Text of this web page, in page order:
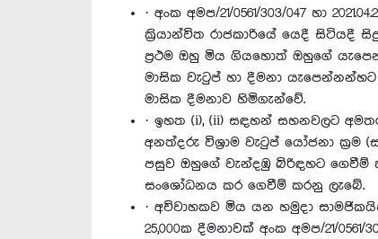
· අංක අමප/21/0561/303/047 හා
ක්‍රියාන්විත රාජකාරියේ යෙදී සිටියදී
ප්‍රථම ඔහු මිය ගියහොත් ඔහුගේ
මාසික වැටුප් හා දීමනා
මාසික දීමනාව හිමිගැන්වේ.
· ඉහත (i), (ii) සඳහන් සහනවලට
අනත්දරු විශ්‍රාම වැටුප් යෝජනා
පසුව ඔහුගේ වැන්දඹු බිරිඳහට ගෙවීම්
සංශෝධනය කර ගෙවීම් කරනු ලැබේ.
· අවිවාහකව මිය යන හමුදා
25,000ක දීමනාවක් අංක අමප/21/0561/